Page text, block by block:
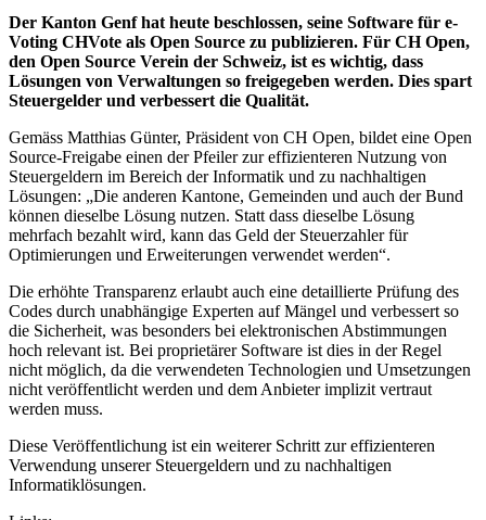
Der Kanton Genf hat heute beschlossen, seine Software für e-
Voting CHVote als Open Source zu publizieren. Für CH Open,
den Open Source Verein der Schweiz, ist es wichtig, dass
Lösungen von Verwaltungen so freigegeben werden. Dies spart
Steuergelder und verbessert die Qualität.
Gemäss Matthias Günter, Präsident von CH Open, bildet eine Open
Source-Freigabe einen der Pfeiler zur effizienteren Nutzung von
Steuergeldern im Bereich der Informatik und zu nachhaltigen
Lösungen: „Die anderen Kantone, Gemeinden und auch der Bund
können dieselbe Lösung nutzen. Statt dass dieselbe Lösung
mehrfach bezahlt wird, kann das Geld der Steuerzahler für
Optimierungen und Erweiterungen verwendet werden“.
Die erhöhte Transparenz erlaubt auch eine detaillierte Prüfung des
Codes durch unabhängige Experten auf Mängel und verbessert so
die Sicherheit, was besonders bei elektronischen Abstimmungen
hoch relevant ist. Bei proprietärer Software ist dies in der Regel
nicht möglich, da die verwendeten Technologien und Umsetzungen
nicht veröffentlicht werden und dem Anbieter implizit vertraut
werden muss.
Diese Veröffentlichung ist ein weiterer Schritt zur effizienteren
Verwendung unserer Steuergeldern und zu nachhaltigen
Informatiklösungen.